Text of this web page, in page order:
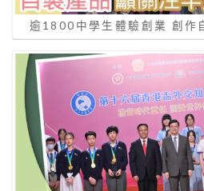
逾1800中學生體驗創業 創作